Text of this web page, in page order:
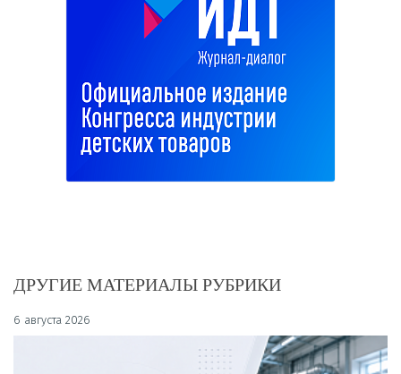
ДРУГИЕ МАТЕРИАЛЫ РУБРИКИ
6 августа 2026